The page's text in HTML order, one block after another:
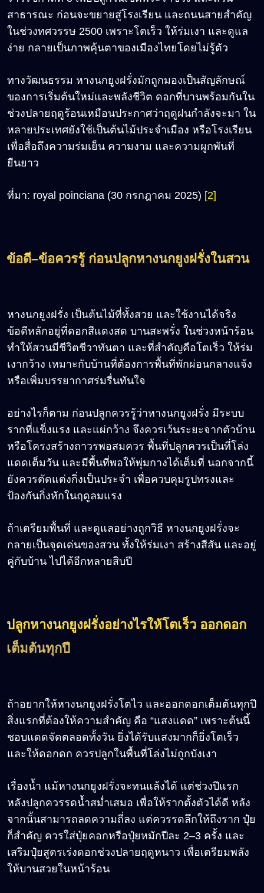
สาธารณะ ก่อนจะขยายสู่โรงเรียน และถนนสายสำคัญ
ในช่วงทศวรรษ 2500 เพราะโตเร็ว ให้ร่มเงา และดูแล
ง่าย กลายเป็นภาพคุ้นตาของเมืองไทยโดยไม่รู้ตัว
ทางวัฒนธรรม หางนกยูงฝรั่งมักถูกมองเป็นสัญลักษณ์
ของการเริ่มต้นใหม่และพลังชีวิต ดอกที่บานพร้อมกันใน
ช่วงปลายฤดูร้อนเหมือนประกาศว่าฤดูฝนกำลังจะมา ใน
หลายประเทศยังใช้เป็นต้นไม้ประจำเมือง หรือโรงเรียน
เพื่อสื่อถึงความร่มเย็น ความงาม และความผูกพันที่
ยืนยาว
ที่มา: royal poinciana (30 กรกฎาคม 2025) [2]
ข้อดี–ข้อควรรู้ ก่อนปลูกหางนกยูงฝรั่งในสวน
หางนกยูงฝรั่ง เป็นต้นไม้ที่ทั้งสวย และใช้งานได้จริง
ข้อดีหลักอยู่ที่ดอกสีแดงสด บานสะพรั่ง ในช่วงหน้าร้อน
ทำให้สวนมีชีวิตชีวาทันตา และที่สำคัญคือโตเร็ว ให้ร่ม
เงากว้าง เหมาะกับบ้านที่ต้องการพื้นที่พักผ่อนกลางแจ้ง
หรือเพิ่มบรรยากาศร่มรื่นทันใจ
อย่างไรก็ตาม ก่อนปลูกควรรู้ว่าหางนกยูงฝรั่ง มีระบบ
รากที่แข็งแรง และแผ่กว้าง จึงควรเว้นระยะจากตัวบ้าน
หรือโครงสร้างถาวรพอสมควร พื้นที่ปลูกควรเป็นที่โล่ง
แดดเต็มวัน และมีพื้นที่พอให้พุ่มกางได้เต็มที่ นอกจากนี้
ยังควรตัดแต่งกิ่งเป็นประจำ เพื่อควบคุมรูปทรงและ
ป้องกันกิ่งหักในฤดูลมแรง
ถ้าเตรียมพื้นที่ และดูแลอย่างถูกวิธี หางนกยูงฝรั่งจะ
กลายเป็นจุดเด่นของสวน ทั้งให้ร่มเงา สร้างสีสัน และอยู่
คู่กับบ้าน ไปได้อีกหลายสิบปี
ปลูกหางนกยูงฝรั่งอย่างไรให้โตเร็ว ออกดอก
เต็มต้นทุกปี
ถ้าอยากให้หางนกยูงฝรั่งโตไว และออกดอกเต็มต้นทุกปี
สิ่งแรกที่ต้องให้ความสำคัญ คือ “แสงแดด” เพราะต้นนี้
ชอบแดดจัดตลอดทั้งวัน ยิ่งได้รับแสงมากก็ยิ่งโตเร็ว
และให้ดอกดก ควรปลูกในพื้นที่โล่งไม่ถูกบังเงา
เรื่องน้ำ แม้หางนกยูงฝรั่งจะทนแล้งได้ แต่ช่วงปีแรก
หลังปลูกควรรดน้ำสม่ำเสมอ เพื่อให้รากตั้งตัวได้ดี หลัง
จากนั้นสามารถลดความถี่ลง แต่ควรรดลึกให้ถึงราก ปุ๋ย
ก็สำคัญ ควรใส่ปุ๋ยคอกหรือปุ๋ยหมักปีละ 2–3 ครั้ง และ
เสริมปุ๋ยสูตรเร่งดอกช่วงปลายฤดูหนาว เพื่อเตรียมพลัง
ให้บานสวยในหน้าร้อน